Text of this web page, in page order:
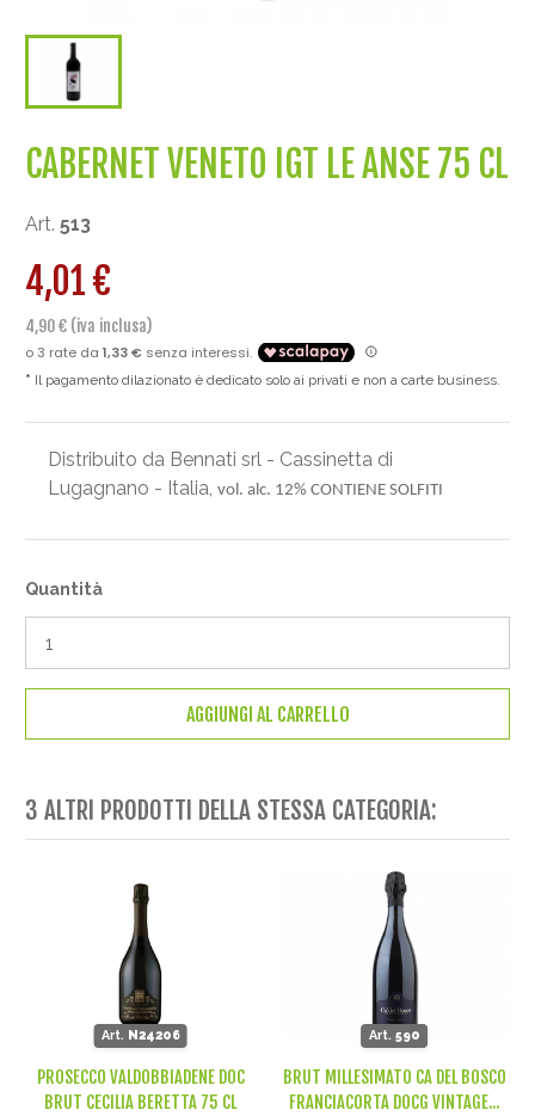
CABERNET VENETO IGT LE ANSE 75 CL
Art.513
4,01 €
4,90 € (iva inclusa)
Il pagamento dilazionato è dedicato solo ai privati e non a carte business.
Distribuito da Bennati srl - Cassinetta di
Lugagnano - Italia,vol. alc. 12% CONTIENE SOLFITI
Quantità
AGGIUNGI AL CARRELLO
3 ALTRI PRODOTTI DELLA STESSA CATEGORIA:
Art. N24206
PROSECCO VALDOBBIADENE DOC
BRUT CECILIA BERETTA 75 CL
Art. 590
BRUT MILLESIMATO CA DEL BOSCO
FRANCIACORTA DOCG VINTAGE...